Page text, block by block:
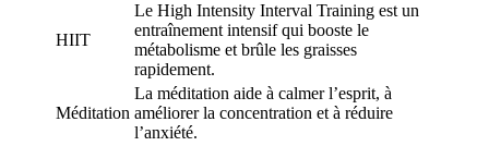
HIIT
Le High Intensity Interval Training est un
entraînement intensif qui booste le
métabolisme et brûle les graisses
rapidement.
Méditation
La méditation aide à calmer l’esprit, à
améliorer la concentration et à réduire
l’anxiété.